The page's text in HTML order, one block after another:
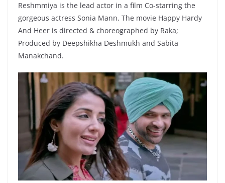
Reshmmiya is the lead actor in a film Co-starring the
gorgeous actress Sonia Mann. The movie Happy Hardy
And Heer is directed & choreographed by Raka;
Produced by Deepshikha Deshmukh and Sabita
Manakchand.